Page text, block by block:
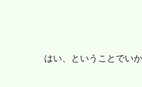
はい、ということでい